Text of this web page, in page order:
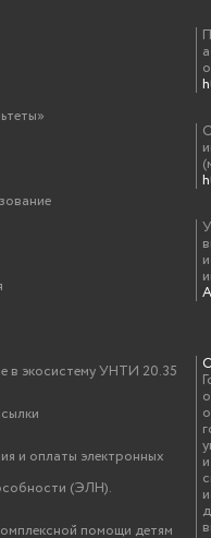
в экосистему УНТИ 20.35
и оплаты электронных
(ЭЛН).
помощи детям